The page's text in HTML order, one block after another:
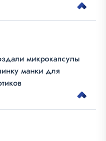
микрокапсулы
манки для